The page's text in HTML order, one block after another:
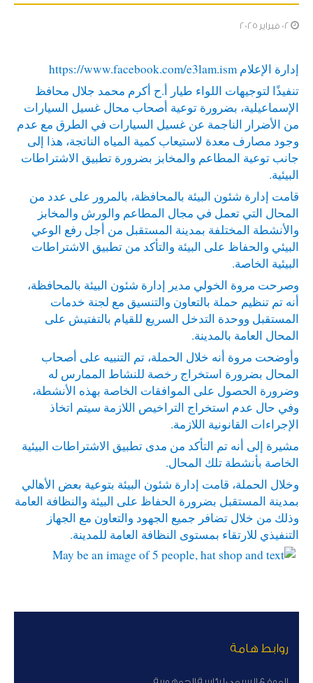
إدارة الإعلامhttps://www.facebook.com/e3lam.ism
تنفيذًا لتوجيهات اللواء طيار أ.ح أكرم محمد جلال محافظ
الإسماعيلية، بضرورة توعية أصحاب محال غسيل السيارات
من الأضرار الناجمة عن غسيل السيارات في الطرق مع عدم
وجود مصارف معدة لاستيعاب كمية المياه الناتجة، هذا إلى
جانب توعية المطاعم والمخابز بضرورة تطبيق الاشتراطات
البيئية.
قامت إدارة شئون البيئة بالمحافظة، بالمرور على عدد من
المحال التي تعمل في مجال المطاعم والورش والمخابز
والأنشطة المختلفة بمدينة المستقبل من أجل رفع الوعي
البيئي والحفاظ على البيئة والتأكد من تطبيق الاشتراطات
البيئية الخاصة.
وصرحت مروة الخولي مدير إدارة شئون البيئة بالمحافظة،
أنه تم تنظيم حملة بالتعاون والتنسيق مع لجنة خدمات
المستقبل ووحدة التدخل السريع للقيام بالتفتيش على
المحال العامة بالمدينة.
وأوضحت مروة أنه خلال الحملة، تم التنبيه على أصحاب
المحال بضرورة استخراج رخصة للنشاط الممارس له
وضرورة الحصول على الموافقات الخاصة بهذه الأنشطة،
وفي حال عدم استخراج التراخيص اللازمة سيتم اتخاذ
الإجراءات القانونية اللازمة.
مشيرة إلى أنه تم التأكد من مدى تطبيق الاشتراطات البيئية
الخاصة بأنشطة تلك المحال.
وخلال الحملة، قامت إدارة شئون البيئة بتوعية بعض الأهالي
بمدينة المستقبل بضرورة الحفاظ على البيئة والنظافة العامة
وذلك من خلال تضافر جميع الجهود والتعاون مع الجهاز
التنفيذي للارتقاء بمستوى النظافة العامة للمدينة.
روابط هامة